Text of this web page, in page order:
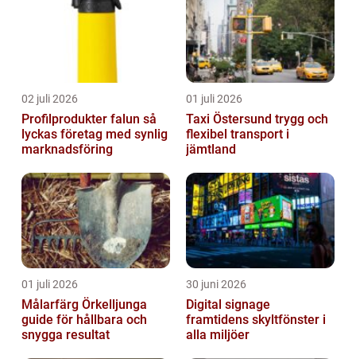
02 juli 2026
Profilprodukter falun så
lyckas företag med synlig
marknadsföring
01 juli 2026
Taxi Östersund trygg och
flexibel transport i
jämtland
01 juli 2026
Målarfärg Örkelljunga
guide för hållbara och
snygga resultat
30 juni 2026
Digital signage
framtidens skyltfönster i
alla miljöer